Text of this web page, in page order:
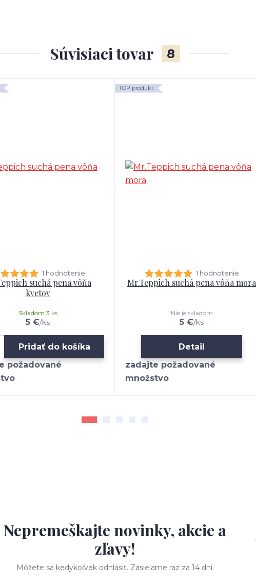
Súvisiaci tovar 8
1 hodnotenie
suchá pena vôňa
kvetov
5 €/ks
Skladom 3 ks
Pridať do košíka
TOP produkt
1 hodnotenie
Mr.Teppich suchá pena vôňa mora
5 €/ks
Nie je skladom
Detail
Nepremeškajte novinky, akcie a
zľavy!
Môžete sa kedykoľvek odhlásiť. Zasielame raz za 14 dní.